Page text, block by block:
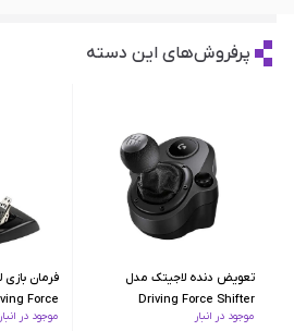
پرفروش‌های این دسته
تعویض دنده لاجیتک مدل
Driving Force Shifter
موجود در انبار
PS4/PC
موجود در انبار